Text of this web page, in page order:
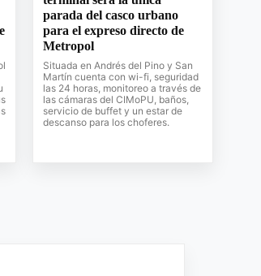
parada del casco urbano
para el expreso directo de
Metropol
Situada en Andrés del Pino y San
Martín cuenta con wi-fi, seguridad
las 24 horas, monitoreo a través de
las cámaras del CIMoPU, baños,
servicio de buffet y un estar de
descanso para los choferes.